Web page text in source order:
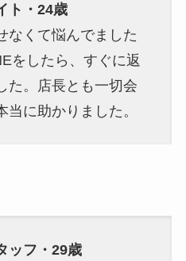
ト・24歳
なくて悩んでました
をしたら、すぐに返
た。店長とも一切会
に助かりました。
ッフ・29歳